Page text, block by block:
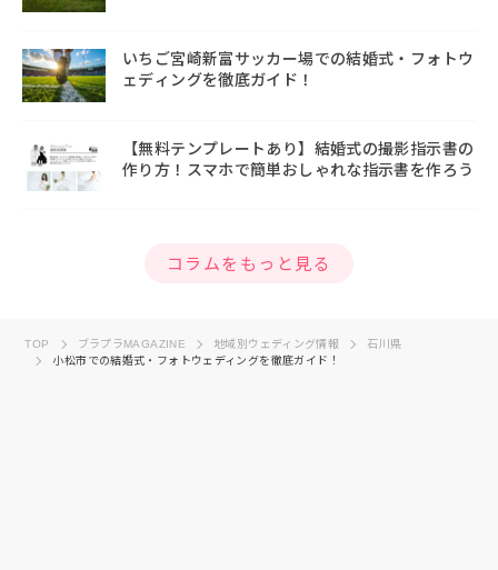
いちご宮崎新富サッカー場での結婚式・フォトウ
ェディングを徹底ガイド！
【無料テンプレートあり】結婚式の撮影指示書の
作り方！スマホで簡単おしゃれな指示書を作ろう
コラムをもっと見る
TOP ブラプラMAGAZINE 地域別ウェディング情報
石川県
小松市での結婚式・フォトウェディングを徹底ガイド！